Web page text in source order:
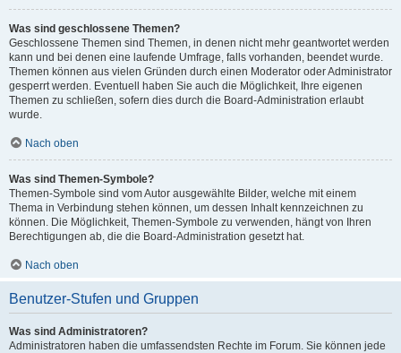
Was sind geschlossene Themen?
Geschlossene Themen sind Themen, in denen nicht mehr geantwortet werden
kann und bei denen eine laufende Umfrage, falls vorhanden, beendet wurde.
Themen können aus vielen Gründen durch einen Moderator oder Administrator
gesperrt werden. Eventuell haben Sie auch die Möglichkeit, Ihre eigenen
Themen zu schließen, sofern dies durch die Board-Administration erlaubt
wurde.
Nach oben
Was sind Themen-Symbole?
Themen-Symbole sind vom Autor ausgewählte Bilder, welche mit einem
Thema in Verbindung stehen können, um dessen Inhalt kennzeichnen zu
können. Die Möglichkeit, Themen-Symbole zu verwenden, hängt von Ihren
Berechtigungen ab, die die Board-Administration gesetzt hat.
Nach oben
Benutzer-Stufen und Gruppen
Was sind Administratoren?
Administratoren haben die umfassendsten Rechte im Forum. Sie können jede